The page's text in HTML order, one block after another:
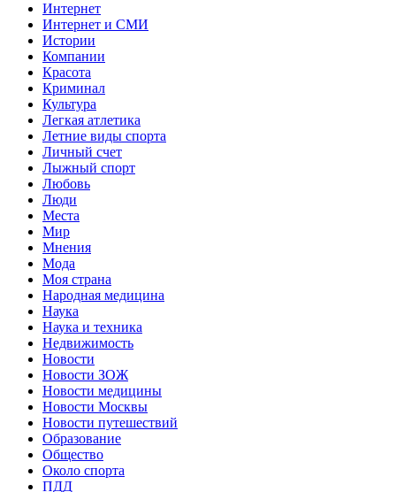
Интернет
Интернет и СМИ
Истории
Компании
Красота
Криминал
Культура
Легкая атлетика
Летние виды спорта
Личный счет
Лыжный спорт
Любовь
Люди
Места
Мир
Мнения
Мода
Моя страна
Народная медицина
Наука
Наука и техника
Недвижимость
Новости
Новости ЗОЖ
Новости медицины
Новости Москвы
Новости путешествий
Образование
Общество
Около спорта
ПДД